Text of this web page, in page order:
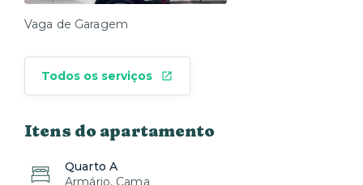
Vaga de Garagem
Todos os serviços
Itens do apartamento
Quarto A
Armário, Cama